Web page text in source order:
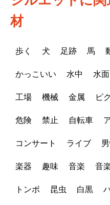
材
歩く 犬 足跡 馬
かっこいい 水中 水面
工場 機械 金属 ピ
危険 禁止 自転車
コンサート ライブ
楽器 趣味 音楽 音
トンボ 昆虫 白黒